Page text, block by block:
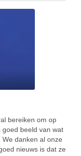
bereiken om op
beeld van wat
danken al onze
nieuws is dat ze